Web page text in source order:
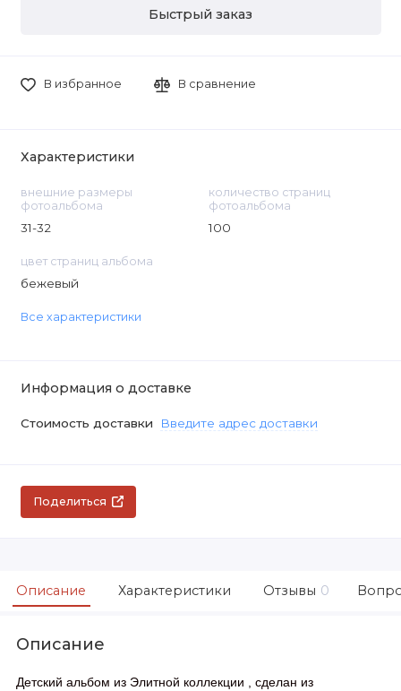
Быстрый заказ
В избранное В сравнение
Характеристики
внешние размеры
фотоальбома
31-32
количество страниц
фотоальбома
100
цвет страниц альбома
бежевый
Все характеристики
Информация о доставке
Стоимость доставки Введите адрес доставки
Поделиться
Описание Характеристики Отзывы 0
Описание
Детский альбом из Элитной коллекции , сделан из